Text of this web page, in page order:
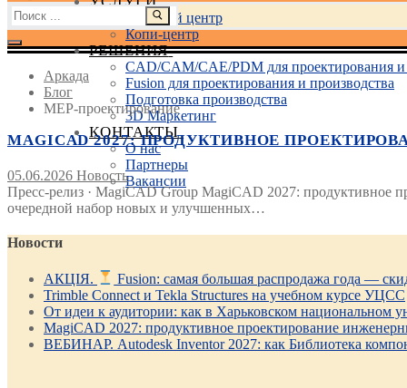
Учебный центр
Копи-центр
РЕШЕНИЯ
CAD/CAM/CAE/PDM для проектирования и
Fusion для проектирования и производства
Подготовка производства
3D Маркетинг
КОНТАКТЫ
О нас
Партнеры
Вакансии
Найти:
Аркада
Блог
MEP-проектирование
MAGICAD 2027: ПРОДУКТИВНОЕ
05.06.2026 Новость
Пресс-релиз · MagiCAD Group MagiCAD 2027: продуктивное
очередной набор новых и улучшенных…
Новости
АКЦІЯ. Fusion: самая большая распродажа года —
Trimble Connect и Tekla Structures на учебном курсе УЦСС
От идеи к аудитории: как в Харьковском национальном
MagiCAD 2027: продуктивное проектирование
ВЕБИНАР. Autodesk Inventor 2027: как Библиотека